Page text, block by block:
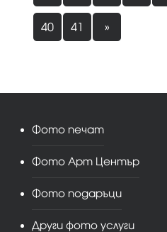
40 41 »
Фото печат
Фото Арт Център
Фото подаръци
Други фото услуги